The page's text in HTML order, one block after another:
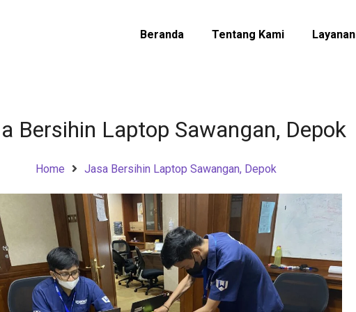
Beranda Tentang Kami Layanan
Bersihin Laptop Sawangan, Depok
Home Jasa Bersihin Laptop Sawangan, Depok